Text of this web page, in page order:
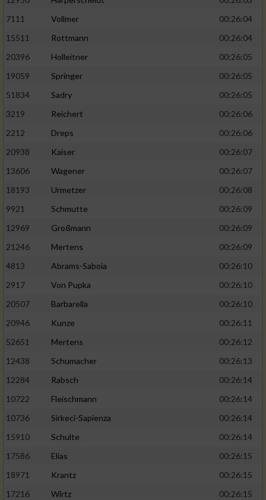
7111
Vollmer
00:26:04
15511
Rottmann
00:26:04
20396
Holleitner
00:26:05
19059
Springer
00:26:05
51834
Sadry
00:26:05
3219
Reichert
00:26:06
2212
Dreps
00:26:06
20938
Kaiser
00:26:07
13606
Wagener
00:26:07
18193
Urmetzer
00:26:08
9921
Schmutte
00:26:09
12969
Großmann
00:26:09
21246
Mertens
00:26:09
4813
Abrams-Saboia
00:26:10
2917
Von Pupka
00:26:10
20507
Barbarella
00:26:10
20946
Kunze
00:26:11
52651
Mertens
00:26:12
12438
Schumacher
00:26:13
12284
Rabsch
00:26:14
10722
Fleischmann
00:26:14
10736
Sirkeci-Sapienza
00:26:14
15910
Schulte
00:26:14
17586
Elias
00:26:15
18971
Krantz
00:26:15
17216
Wirtz
00:26:15
Funktional
Werbung